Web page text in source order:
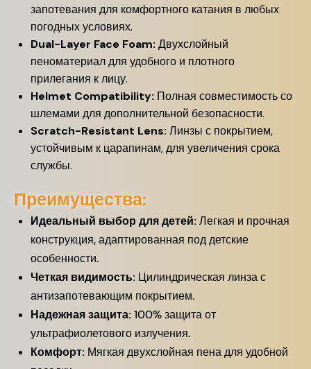
запотевания для комфортного катания в любых
погодных условиях.
Dual-Layer Face Foam: Двухслойный
пеноматериал для удобного и плотного
прилегания к лицу.
Helmet Compatibility: Полная совместимость со
шлемами для дополнительной безопасности.
Scratch-Resistant Lens: Линзы с покрытием,
устойчивым к царапинам, для увеличения срока
службы.
Преимущества:
Идеальный выбор для детей: Легкая и прочная
конструкция, адаптированная под детские
особенности.
Четкая видимость: Цилиндрическая линза с
антизапотевающим покрытием.
Надежная защита: 100% защита от
ультрафиолетового излучения.
Комфорт: Мягкая двухслойная пена для удобной